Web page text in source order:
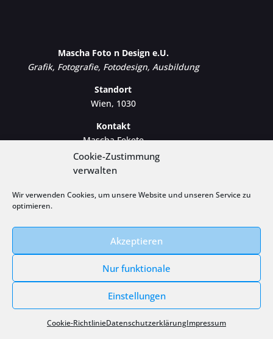
Cookie-Zustimmung
verwalten
Wir verwenden Cookies, um unsere Website und unseren Service zu
optimieren.
Akzeptieren
Nur funktionale
Einstellungen
Cookie-RichtlinieDatenschutzerklärungImpressum
Mascha Foto n Design e.U.
Grafik, Fotografie, Fotodesign, Ausbildung
Standort
Wien, 1030
Kontakt
Mascha Fekete
Mobil: 0699/190 55 255
info@maschafotondesign.at
Webdesign:
sisonke-webdesign.at
© Mascha Foto n Design 2025 |IMPRESSUM|
DATENSCHUTZERKLÄRUNG|AGB